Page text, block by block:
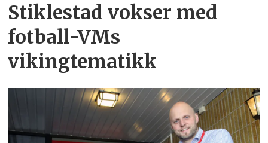
Stiklestad vokser med
fotball-VMs
vikingtematikk